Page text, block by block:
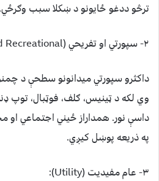
ترڅو ددغو ځايونو د ښكلا سبب وګرځي.
۲- سپورتي او تفريحي (Sports and Recreational):
داكثرو سپورتي ميدانونو سطحې د
وي لكه د ټينيس، ګلف، فوټبال، توپ
داسې نور. همداراز ځيني اجتماعي او
په ذريعه پوښل كيږي.
۳- عام مفيديت (Utility):